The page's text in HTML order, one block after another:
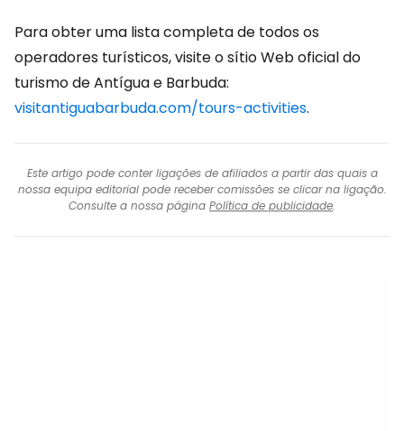
Para obter uma lista completa de todos os
operadores turísticos, visite o sítio Web oficial do
turismo de Antígua e Barbuda:
visitantiguabarbuda.com/tours-activities.
Este artigo pode conter ligações de afiliados a partir das quais a
nossa equipa editorial pode receber comissões se clicar na ligação.
Consulte a nossa página Política de publicidade.